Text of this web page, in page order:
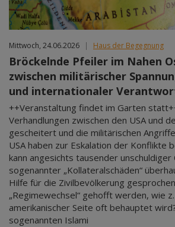
Mittwoch, 24.06.2026 | Haus der Begegnung
Bröckelnde Pfeiler im Nahen
zwischen militärischer
und internationaler
++Veranstaltung findet im Garten
Verhandlungen zwischen den USA und
gescheitert und die militärischen
USA haben zur Eskalation der Konflikte
kann angesichts tausender unschuldiger
sogenannter „Kollateralschäden“
Hilfe für die Zivilbevölkerung
„Regimewechsel“ gehofft werden, wie
amerikanischer Seite oft behauptet
sogenannten Islami